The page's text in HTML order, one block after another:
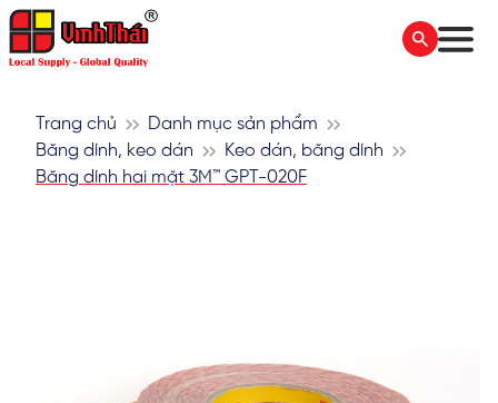
Trang chủ
Danh mục sản phẩm
Băng dính, keo dán
Keo dán, băng dính
Băng dính hai mặt 3M™ GPT-020F